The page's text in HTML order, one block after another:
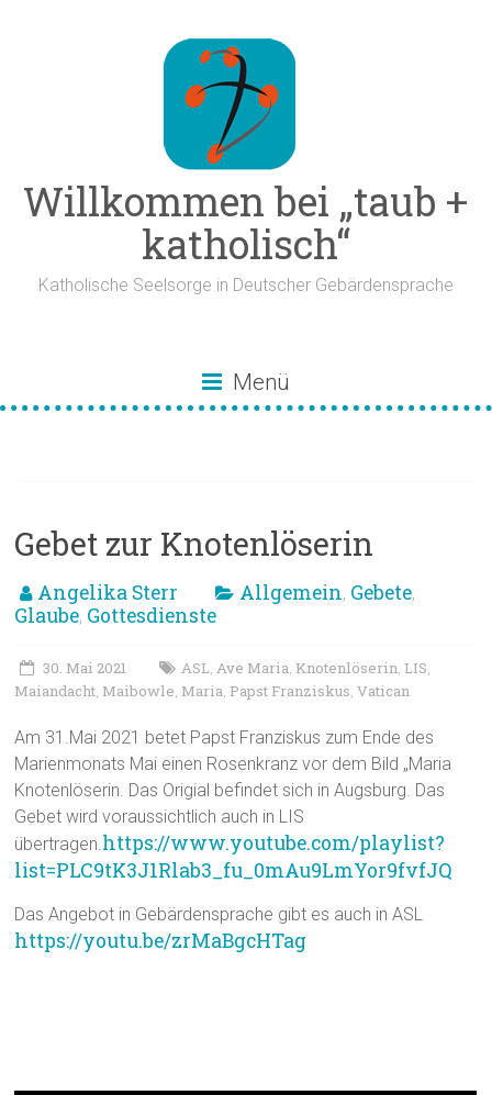
Willkommen bei „taub +
katholisch“
Katholische Seelsorge in Deutscher Gebärdensprache
Menü
Gebet zur Knotenlöserin
Angelika Sterr Allgemein, Gebete,
Glaube, Gottesdienste
30. Mai 2021 ASL,Ave Maria, Knotenlöserin, LIS,
Maiandacht, Maibowle, Maria, Papst Franziskus,Vatican
Am 31.Mai 2021 betet Papst Franziskus zum Ende des
Marienmonats Mai einen Rosenkranz vor dem Bild „Maria
Knotenlöserin. Das Origial befindet sich in Augsburg. Das
Gebet wird voraussichtlich auch in LIS
übertragen.https://www.youtube.com/playlist?
list=PLC9tK3J1Rlab3_fu_0mAu9LmYor9fvfJQ
Das Angebot in Gebärdensprache gibt es auch in ASL
https://youtu.be/zrMaBgcHTag